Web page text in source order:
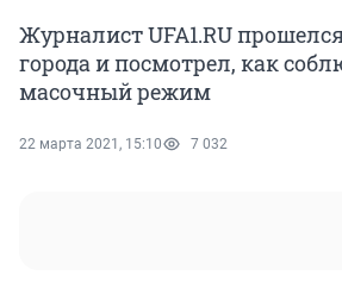
Журналист UFA1.RU
города и посмотрел, как
масочный режим
22 марта 2021, 15:10 7 032